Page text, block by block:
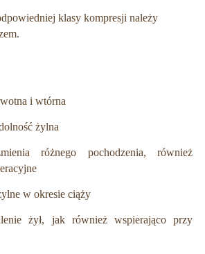
klasy kompresji należy
i wtórna
żylna
różnego pochodzenia, również
w okresie ciąży
żył, jak również wspierająco przy